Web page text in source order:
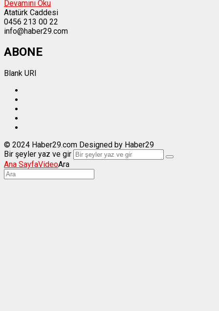
Devamını Oku
Atatürk Caddesi
0456 213 00 22
info@haber29.com
ABONE
Blank URI
© 2024 Haber29.com Designed by Haber29
Bir şeyler yaz ve gir
Ana SayfaVideoAra